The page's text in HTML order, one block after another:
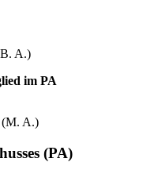
A.)
im PA
(M. A.)
(PA)